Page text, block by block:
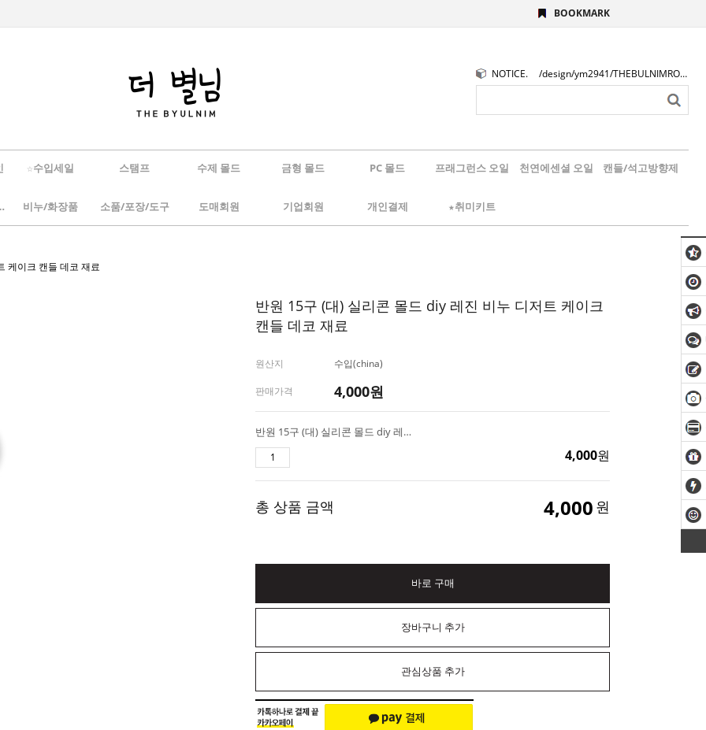
BOOKMARK
NOTICE. /design/ym2941/THEBULNIMROGO.png
☆수입세일 스탬프 수제 몰드 금형 몰드 PC 몰드 프래그런스 오일 천연에센셜 오일 캔들/석고방향제
리움 비누/화장품 소품/포장/도구 도매회원 기업회원 개인결제 ★취미키트
케이크 캔들 데코 재료
반원 15구 (대) 실리콘 몰드 diy 레진 비누 디저트 케이크
캔들 데코 재료
원산지 수입(china)
판매가격 4,000원
반원 15구 (대) 실리콘 몰드 diy 레진 비누 디저트 케이크 캔들 데코 재료
4,000원
총 상품 금액 4,000 원
바로 구매
장바구니 추가
관심상품 추가